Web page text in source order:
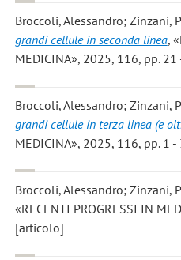
Broccoli, Alessandro; Zinzani,
grandi cellule in seconda linea,
MEDICINA», 2025, 116, pp.
Broccoli, Alessandro; Zinzani,
grandi cellule in terza linea (e
MEDICINA», 2025, 116, pp. 1
Broccoli, Alessandro; Zinzani,
«RECENTI PROGRESSI IN
[articolo]